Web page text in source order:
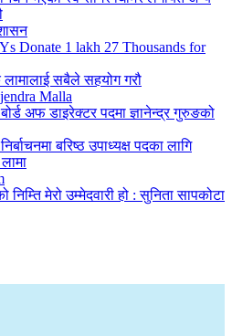
Donate 1 lakh 27 Thousands for
सबैले सहयोग गरौ
Malla
अफ डाइरेक्टर पदमा ज्ञानेन्द्र गुरुङको
बरिष्ठ उपाध्यक्ष पदका लागि
निम्ति मेरो उम्मेदवारी हो : सुनिता सापकोटा